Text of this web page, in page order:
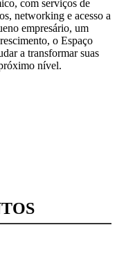
com serviços de
networking e acesso a
empresário, um
o Espaço
a transformar suas
nível.